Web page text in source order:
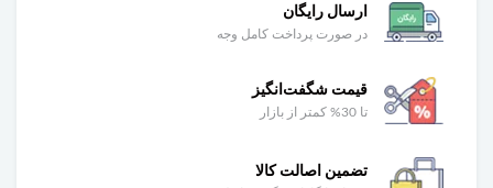
ارسال رایگان
در صورت پرداخت کامل وجه
قیمت شگفت‌انگیز
تا 30% کمتر از بازار
تضمین اصالت کالا